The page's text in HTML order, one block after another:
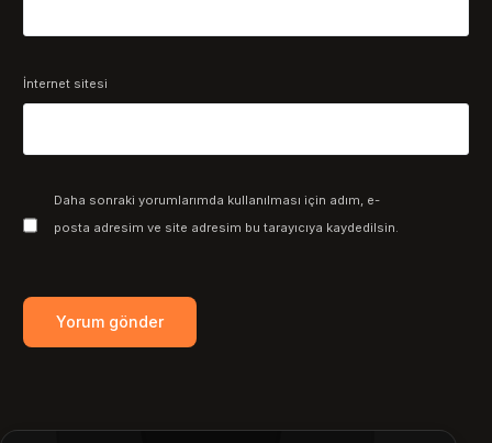
İnternet sitesi
Daha sonraki yorumlarımda kullanılması için adım, e-
posta adresim ve site adresim bu tarayıcıya kaydedilsin.